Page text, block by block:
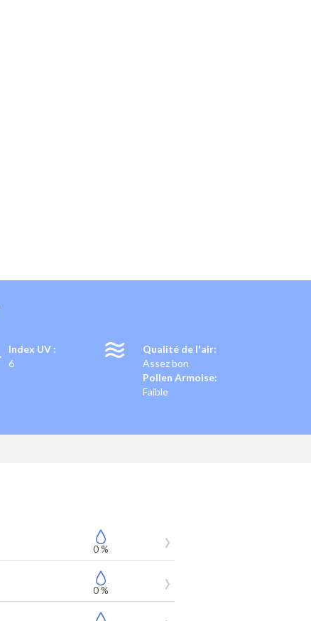
Index UV :
6
Qualité de l'air:
Assez bon
Pollen Armoise:
Faible
0 %
0 %